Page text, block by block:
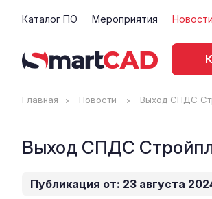
Каталог ПО Мероприятия Новости
Главная Новости Выход СПДС
Выход СПДС
Публикация от: 23 августа